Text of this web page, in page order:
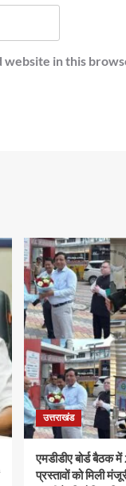
website in this
उत्तराखंड
एमडीडीए बोर्ड बैठक
प्रस्तावों को मिली